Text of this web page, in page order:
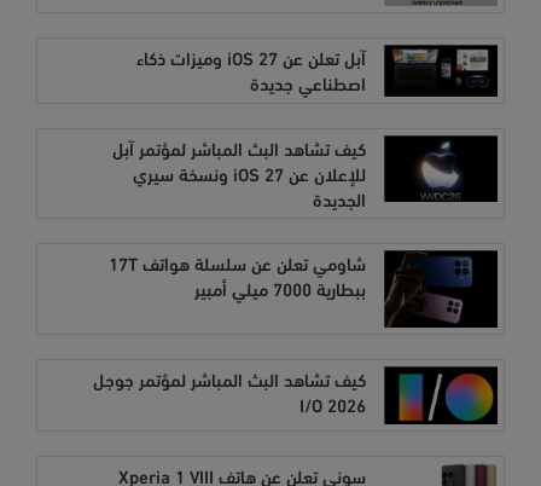
آبل تعلن عن iOS 27 وميزات ذكاء
اصطناعي جديدة
كيف تشاهد البث المباشر لمؤتمر آبل
للإعلان عن iOS 27 ونسخة سيري
الجديدة
شاومي تعلن عن سلسلة هواتف 17T
ببطارية 7000 ميلي أمبير
كيف تشاهد البث المباشر لمؤتمر جوجل
I/O 2026
سوني تعلن عن هاتف Xperia 1 VIII